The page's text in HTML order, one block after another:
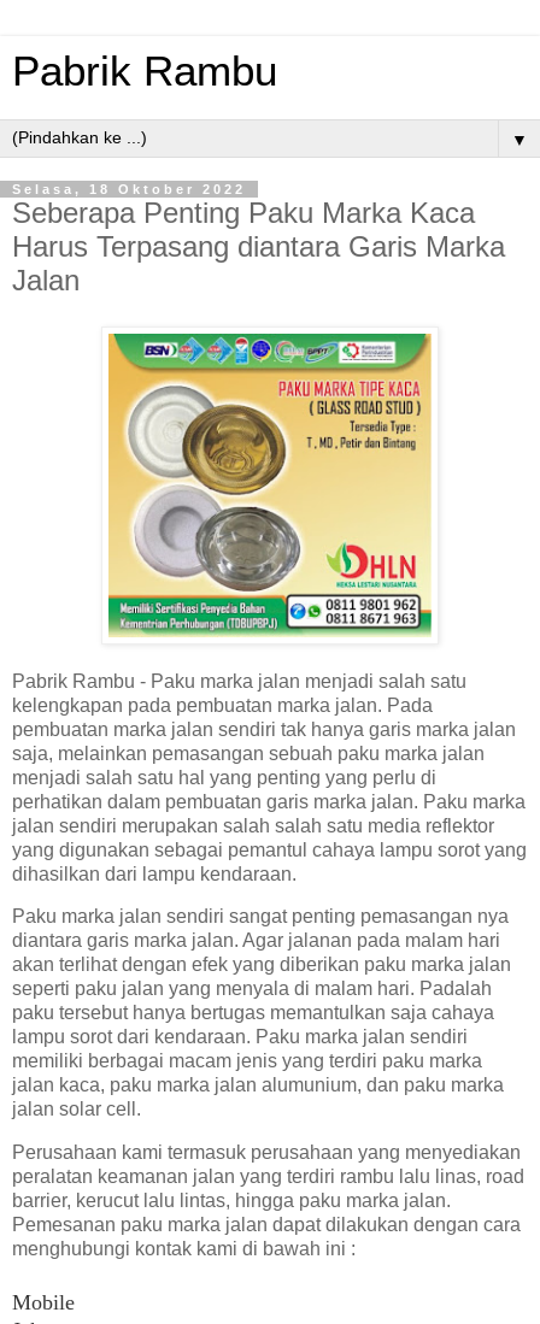
Pabrik Rambu
▼
Selasa, 18 Oktober 2022
Seberapa Penting Paku Marka Kaca
Harus Terpasang diantara Garis Marka
Jalan
Pabrik Rambu - Paku marka jalan menjadi salah satu
kelengkapan pada pembuatan marka jalan. Pada
pembuatan marka jalan sendiri tak hanya garis marka jalan
saja, melainkan pemasangan sebuah paku marka jalan
menjadi salah satu hal yang penting yang perlu di
perhatikan dalam pembuatan garis marka jalan. Paku marka
jalan sendiri merupakan salah salah satu media reflektor
yang digunakan sebagai pemantul cahaya lampu sorot yang
dihasilkan dari lampu kendaraan.
Paku marka jalan sendiri sangat penting pemasangan nya
diantara garis marka jalan. Agar jalanan pada malam hari
akan terlihat dengan efek yang diberikan paku marka jalan
seperti paku jalan yang menyala di malam hari. Padalah
paku tersebut hanya bertugas memantulkan saja cahaya
lampu sorot dari kendaraan. Paku marka jalan sendiri
memiliki berbagai macam jenis yang terdiri paku marka
jalan kaca, paku marka jalan alumunium, dan paku marka
jalan solar cell.
Perusahaan kami termasuk perusahaan yang menyediakan
peralatan keamanan jalan yang terdiri rambu lalu linas, road
barrier, kerucut lalu lintas, hingga paku marka jalan.
Pemesanan paku marka jalan dapat dilakukan dengan cara
menghubungi kontak kami di bawah ini :
Mobile